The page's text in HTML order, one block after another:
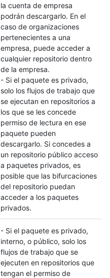
la cuenta de empresa
podrán descargarlo. En el
caso de organizaciones
pertenecientes a una
empresa, puede acceder a
cualquier repositorio dentro
de la empresa.
- Si el paquete es privado,
solo los flujos de trabajo que
se ejecutan en repositorios a
los que se les concede
permiso de lectura en ese
paquete pueden
descargarlo. Si concedes a
un repositorio público acceso
a paquetes privados, es
posible que las bifurcaciones
del repositorio puedan
acceder a los paquetes
privados.
- Si el paquete es privado,
interno, o público, solo los
flujos de trabajo que se
ejecuten en repositorios que
tengan el permiso de